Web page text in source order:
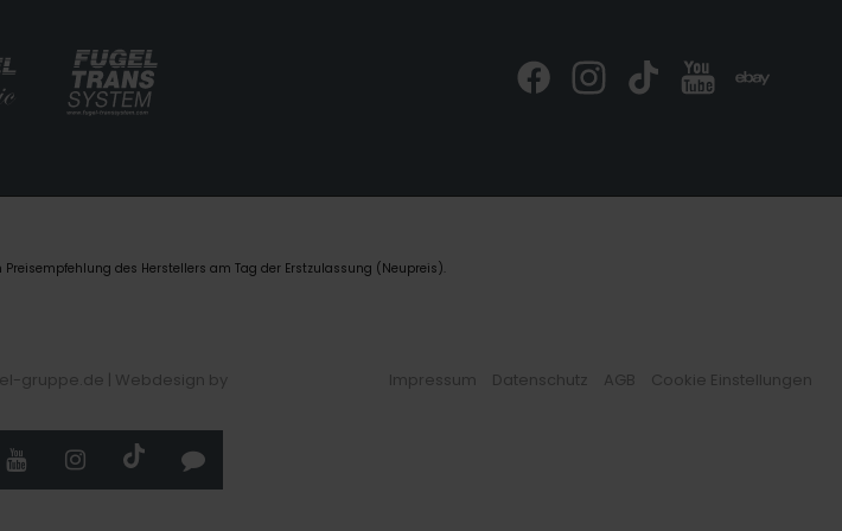
des Herstellers am Tag der Erstzulassung (Neupreis).
gruppe.de | Webdesign by
Impressum Datenschutz AGB Cookie Einstellungen